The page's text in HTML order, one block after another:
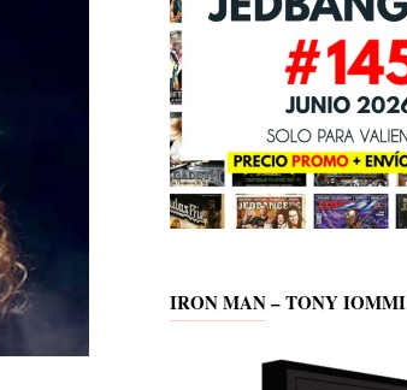
IRON MAN – TONY IOMMI